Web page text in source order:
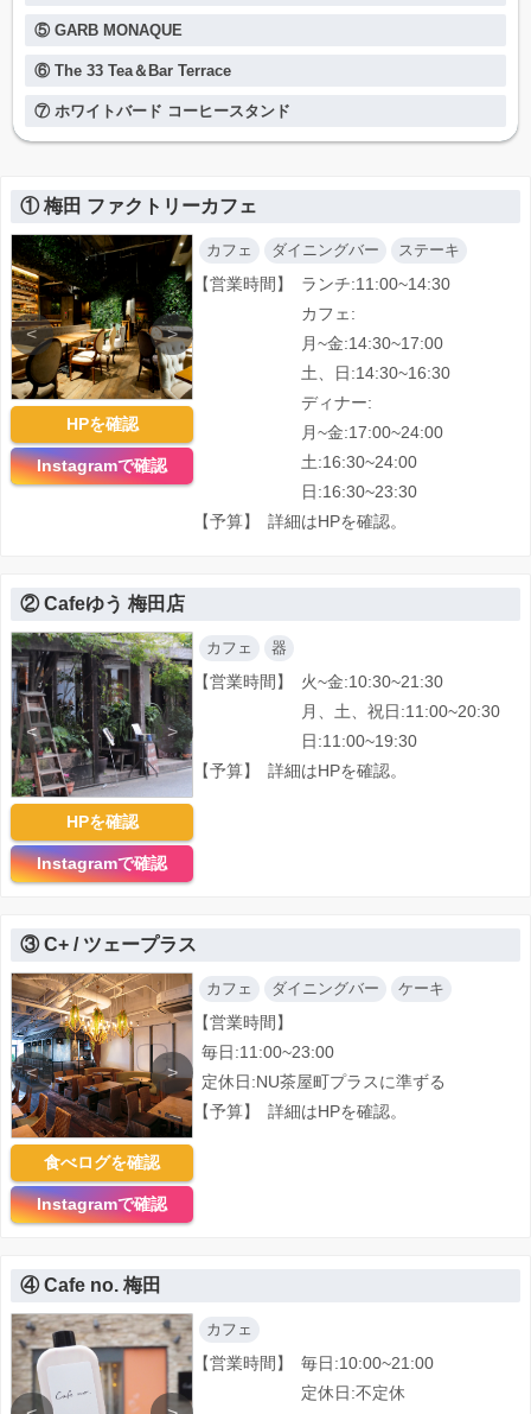
⑤ GARB MONAQUE
⑥ The 33 Tea＆Bar Terrace
⑦ ホワイトバード コーヒースタンド
① 梅田 ファクトリーカフェ
< >
HPを確認
Instagramで確認
カフェ ダイニングバー ステーキ
【営業時間】
ランチ:11:00~14:30
カフェ:
月~金:14:30~17:00
土、日:14:30~16:30
ディナー:
月~金:17:00~24:00
土:16:30~24:00
日:16:30~23:30
【予算】
詳細はHPを確認。
② Cafeゆう 梅田店
< >
HPを確認
Instagramで確認
カフェ 器
【営業時間】
火~金:10:30~21:30
月、土、祝日:11:00~20:30
日:11:00~19:30
【予算】
詳細はHPを確認。
③ C+ / ツェープラス
< >
食べログを確認
Instagramで確認
カフェ ダイニングバー ケーキ
【営業時間】
毎日:11:00~23:00
定休日:NU茶屋町プラスに準ずる
【予算】
詳細はHPを確認。
④ Cafe no. 梅田
カフェ
【営業時間】
毎日:10:00~21:00
定休日:不定休